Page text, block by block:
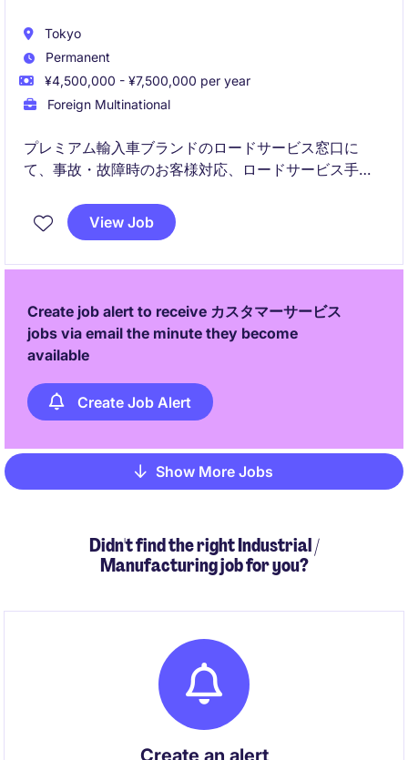
Tokyo
Permanent
¥4,500,000 - ¥7,500,000 per year
Foreign Multinational
プレミアム輸入車ブランドのロードサービス窓口に
て、事故・故障時のお客様対応、ロードサービス手
ート／SVポジションです。
単なる受電対応ではなく、状況把握・関係各所との連
View Job
Create job alert to receive カスタマーサービス
jobs via email the minute they become
available
Create Job Alert
Pagination
Show More Jobs
Didn't find the right Industrial /
Manufacturing job for you?
Create an alert